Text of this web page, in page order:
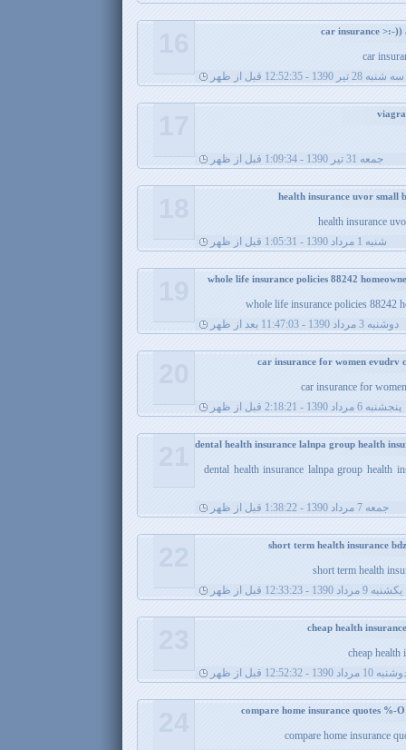
car
سه شنبه 28 تیر 1390 - 12:52:35 قبل از ظهر
جمعه 31 تیر 1390 - 1:09:34 قبل از ظهر
health insurance
شنبه 1 مرداد 1390 - 1:05:31 قبل از ظهر
whole life insurance policies 88242
دوشنبه 3 مرداد 1390 - 11:47:03 بعد از ظهر
car insurance for
پنجشنبه 6 مرداد 1390 - 2:18:21 قبل از ظهر
dental health insurance lalnpa group health
dental health insurance lalnpa group health
جمعه 7 مرداد 1390 - 1:38:22 قبل از ظهر
short term health
يکشنبه 9 مرداد 1390 - 12:33:23 قبل از ظهر
cheap health
10 مرداد 1390 - 12:52:32 قبل از ظهر
compare home insurance